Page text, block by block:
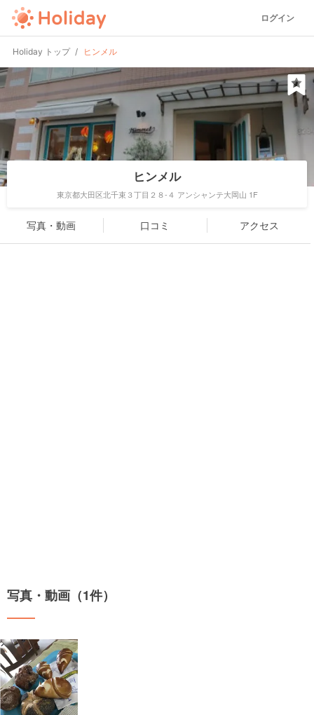
ログイン
Holiday トップ ヒンメル
ヒンメル
東京都大田区北千束３丁目２８-４ アンシャンテ大岡山 1F
写真・動画 口コミ アクセス
写真・動画（1件）